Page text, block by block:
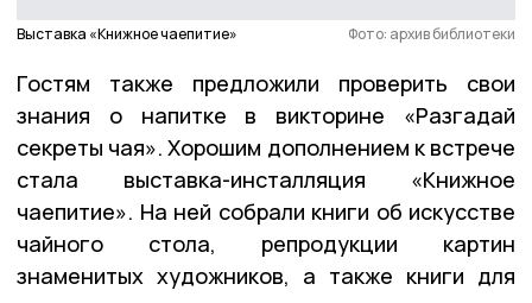
Выставка «Книжное чаепитие» Фото: архив библиотеки
Гостям также предложили проверить свои
знания о напитке в викторине «Разгадай
секреты чая». Хорошим дополнением к встрече
стала выставка-инсталляция «Книжное
чаепитие». На ней собрали книги об искусстве
чайного стола, репродукции картин
знаменитых художников, а также книги для